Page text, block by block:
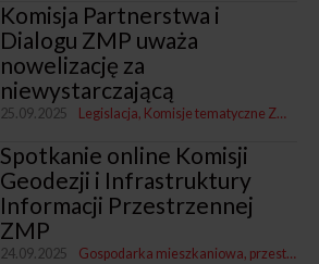
Komisja Partnerstwa i
Dialogu ZMP uważa
nowelizację za
niewystarczającą
25.09.2025 Legislacja Komisje tematyczne ZMP
Spotkanie online Komisji
Geodezji i Infrastruktury
Informacji Przestrzennej
ZMP
24.09.2025 Gospodarka mieszkaniowa, przestrzenna i nieruchomościami